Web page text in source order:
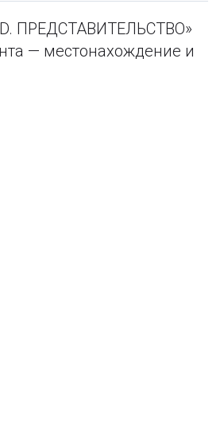
ПРЕДСТАВИТЕЛЬСТВО»
— местонахождение и